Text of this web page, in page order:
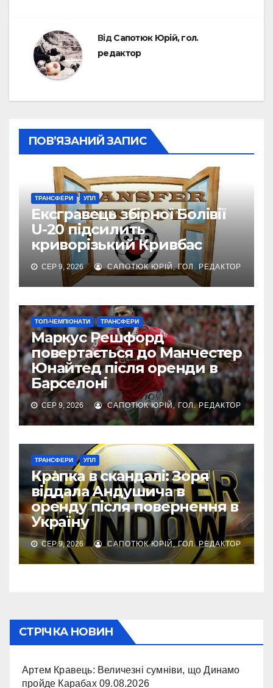
ВідСапотюк Юрій, гол.
редактор
ПОВ’ЯЗАНИЙ ЗАПИС
ТРАНСФЕРИ УПЛ
Ексгравець збірної Болівії
U-20 підсилить
криворізький Кривбас
СЕР 9, 2026 САПОТЮК ЮРІЙ, ГОЛ. РЕДАКТОР
ТОП-ЧЕМПІОНАТИ ТРАНСФЕРИ
Маркус Решфорд
повертається до Манчестер
Юнайтед після оренди в
Барселоні
СЕР 9, 2026 САПОТЮК ЮРІЙ, ГОЛ. РЕДАКТОР
ТРАНСФЕРИ УПЛ
Крапка в скандалі: Зоря
віддала Андушича в
оренду після повернення в
Україну
СЕР 9, 2026 САПОТЮК ЮРІЙ, ГОЛ. РЕДАКТОР
СТРІЧКА НОВИН
Артем Кравець: Величезні сумніви, що Динамо
пройде Карабах 09.08.2026